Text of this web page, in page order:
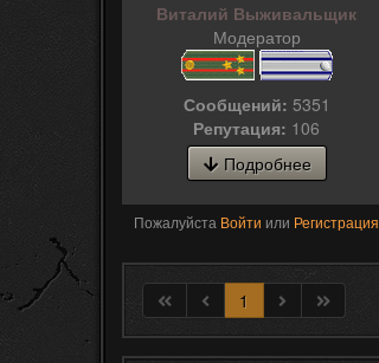
Виталий Выживальщик
Модератор
Сообщений: 5351
Репутация: 106
Подробнее
Пожалуйста Войти или Регистрация
1